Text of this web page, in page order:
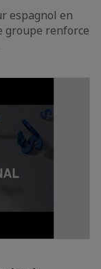
espagnol en
groupe renforce